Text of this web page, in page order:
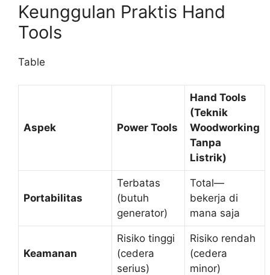
Keunggulan Praktis Hand
Tools
Table
Aspek Power Tools
Hand Tools
(Teknik
Woodworking
Tanpa
Listrik)
Portabilitas
Terbatas
(butuh
generator)
Total—
bekerja di
mana saja
Keamanan
Risiko tinggi
(cedera
serius)
Risiko rendah
(cedera
minor)